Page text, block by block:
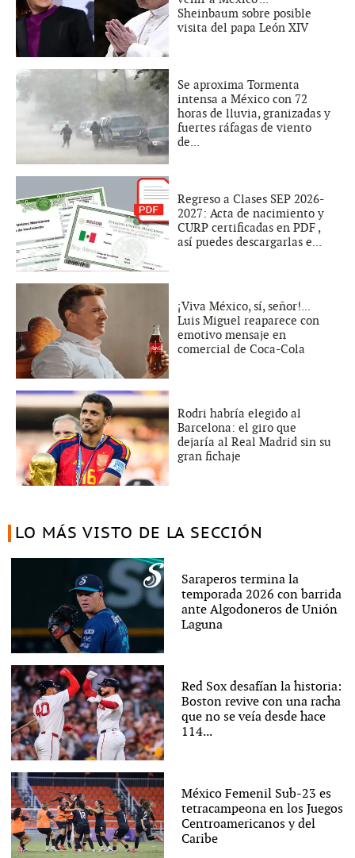
Sheinbaum sobre posible
visita del papa León XIV
Se aproxima Tormenta
intensa a México con 72
horas de lluvia, granizadas y
fuertes ráfagas de viento
de...
Regreso a Clases SEP 2026-
2027: Acta de nacimiento y
CURP certificadas en PDF ,
así puedes descargarlas e...
¡Viva México, sí, señor!...
Luis Miguel reaparece con
emotivo mensaje en
comercial de Coca-Cola
Rodri habría elegido al
Barcelona: el giro que
dejaría al Real Madrid sin su
gran fichaje
LO MÁS VISTO DE LA SECCIÓN
Saraperos termina la
temporada 2026 con barrida
ante Algodoneros de Unión
Laguna
Red Sox desafían la historia:
Boston revive con una racha
que no se veía desde hace
114...
México Femenil Sub-23 es
tetracampeona en los Juegos
Centroamericanos y del
Caribe